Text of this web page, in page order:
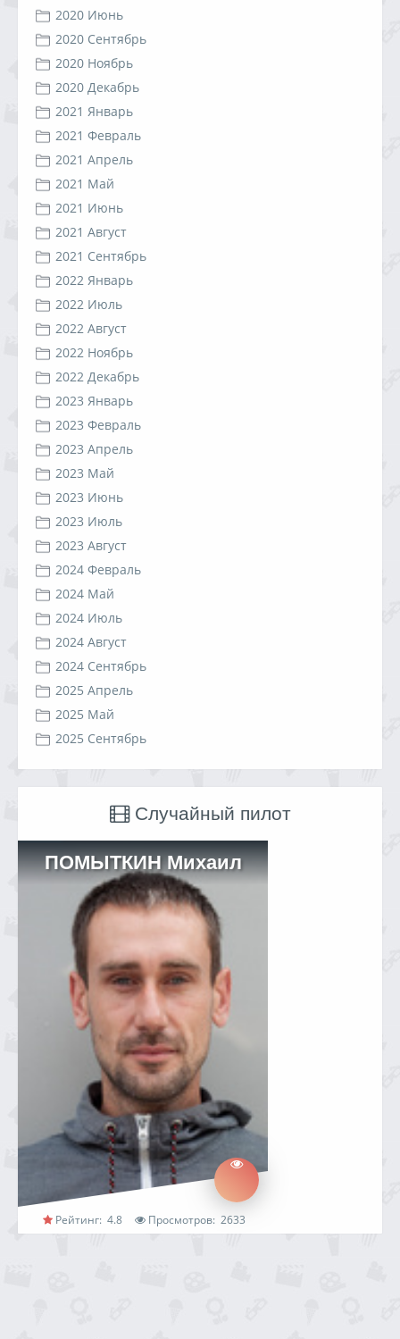
2020 Июнь
2020 Сентябрь
2020 Ноябрь
2020 Декабрь
2021 Январь
2021 Февраль
2021 Апрель
2021 Май
2021 Июнь
2021 Август
2021 Сентябрь
2022 Январь
2022 Июль
2022 Август
2022 Ноябрь
2022 Декабрь
2023 Январь
2023 Февраль
2023 Апрель
2023 Май
2023 Июнь
2023 Июль
2023 Август
2024 Февраль
2024 Май
2024 Июль
2024 Август
2024 Сентябрь
2025 Апрель
2025 Май
2025 Сентябрь
Случайный пилот
ПОМЫТКИН Михаил
Рейтинг: 4.8 Просмотров: 2633